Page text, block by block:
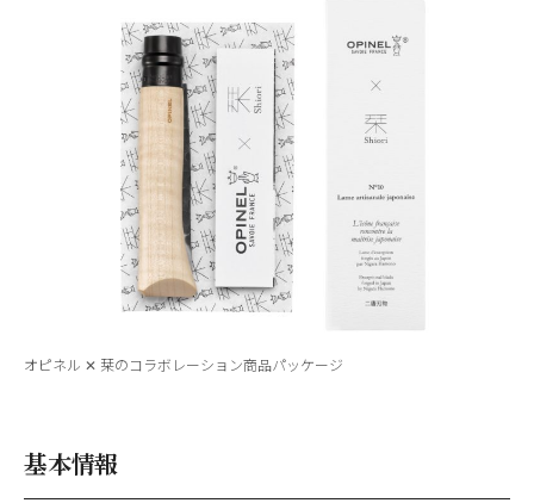
オピネル ✕ 栞のコラボレーション商品パッケージ
基本情報